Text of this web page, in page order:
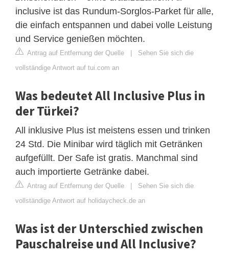
inclusive ist das Rundum-Sorglos-Parket für alle,
die einfach entspannen und dabei volle Leistung
und Service genießen möchten.
Antrag auf Entfernung der Quelle | Sehen Sie sich die
vollständige Antwort auf tui.com an
Was bedeutet All Inclusive Plus in
der Türkei?
All inklusive Plus ist meistens essen und trinken
24 Std. Die Minibar wird täglich mit Getränken
aufgefüllt. Der Safe ist gratis. Manchmal sind
auch importierte Getränke dabei.
Antrag auf Entfernung der Quelle | Sehen Sie sich die
vollständige Antwort auf holidaycheck.de an
Was ist der Unterschied zwischen
Pauschalreise und All Inclusive?